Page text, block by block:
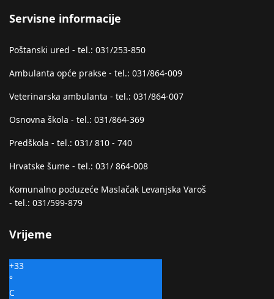
Servisne informacije
Poštanski ured - tel.: 031/253-850
Ambulanta opće prakse - tel.: 031/864-009
Veterinarska ambulanta - tel.: 031/864-007
Osnovna škola - tel.: 031/864-369
Predškola - tel.: 031/ 810 - 740
Hrvatske šume - tel.: 031/ 864-008
Komunalno poduzeće Maslačak Levanjska Varoš
- tel.: 031/599-879
Vrijeme
+33
°
C